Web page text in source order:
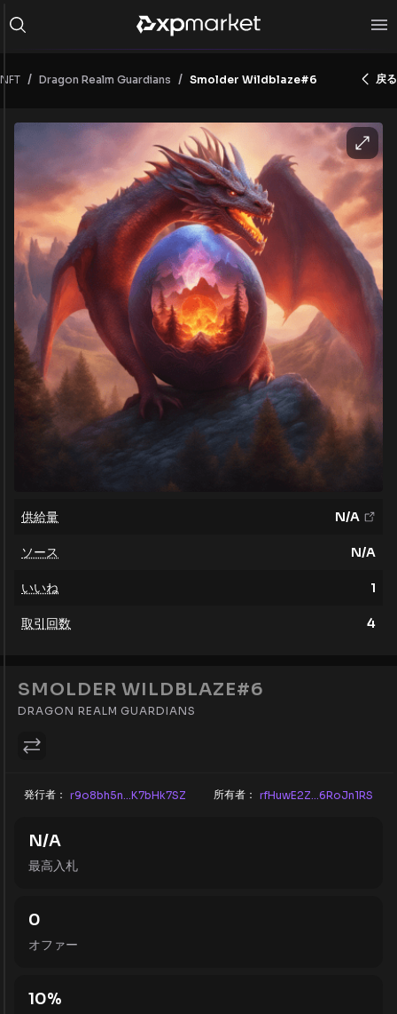
NFT / Dragon Realm Guardians / Smolder Wildblaze#6 戻る
供給量 N/A
ソース N/A
いいね 1
取引回数 4
SMOLDER WILDBLAZE#6
DRAGON REALM GUARDIANS
発行者： r9o8bh5n...K7bHk7SZ 所有者： rfHuwE2Z...6RoJn1RS
最高入札
N/A
オファー
0
10%